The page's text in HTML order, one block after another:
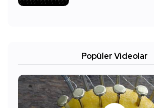
Popüler Videolar